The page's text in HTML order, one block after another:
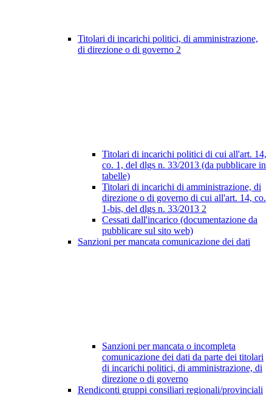
Titolari di incarichi politici, di amministrazione,
di direzione o di governo 2
Titolari di incarichi politici di cui all'art. 14,
co. 1, del dlgs n. 33/2013 (da pubblicare in
tabelle)
Titolari di incarichi di amministrazione, di
direzione o di governo di cui all'art. 14, co.
1-bis, del dlgs n. 33/2013 2
Cessati dall'incarico (documentazione da
pubblicare sul sito web)
Sanzioni per mancata comunicazione dei dati
Sanzioni per mancata o incompleta
comunicazione dei dati da parte dei titolari
di incarichi politici, di amministrazione, di
direzione o di governo
Rendiconti gruppi consiliari regionali/provinciali